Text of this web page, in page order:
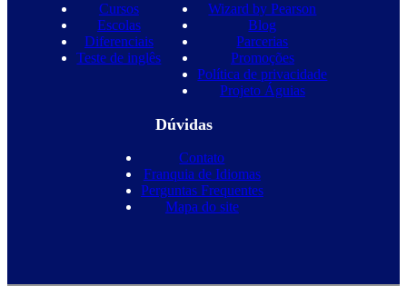
Cursos
Escolas
Diferenciais
Teste de inglês
Wizard by Pearson
Blog
Parcerias
Promoções
Política de privacidade
Projeto Águias
Dúvidas
Contato
Franquia de Idiomas
Perguntas Frequentes
Mapa do site